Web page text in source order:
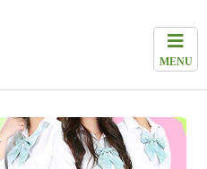
MENU